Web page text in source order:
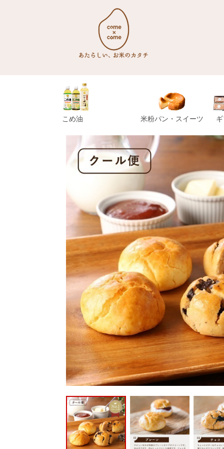
こめ油 米粉パン・スイーツ